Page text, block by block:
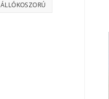
ÁLLÓKOSZORÚ